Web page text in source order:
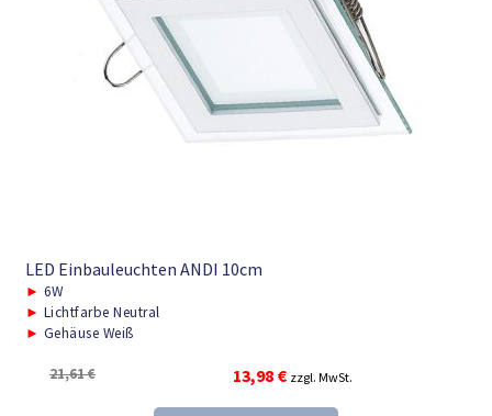
LED Einbauleuchten ANDI 10cm
► 6W
► Lichtfarbe Neutral
► Gehäuse Weiß
21,61€
Ursprünglicher
Preis
13,98 €Aktueller
Preis
zzgl. MwSt.